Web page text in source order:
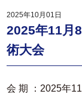
2025年10月01日
2025年11月
術大会
会 期 ：2025年